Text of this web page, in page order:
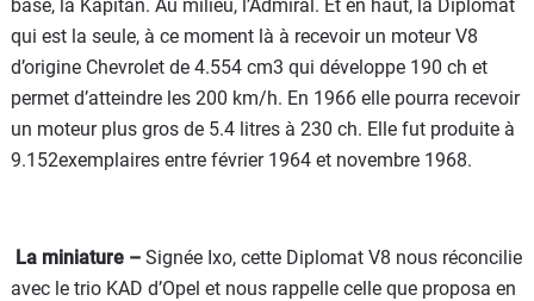
base, la Kapitan. Au milieu, l’Admiral. Et en haut, la Diplomat
qui est la seule, à ce moment là à recevoir un moteur V8
d’origine Chevrolet de 4.554 cm3 qui développe 190 ch et
permet d’atteindre les 200 km/h. En 1966 elle pourra recevoir
un moteur plus gros de 5.4 litres à 230 ch. Elle fut produite à
9.152exemplaires entre février 1964 et novembre 1968.
La miniature – Signée Ixo, cette Diplomat V8 nous réconcilie
avec le trio KAD d’Opel et nous rappelle celle que proposa en